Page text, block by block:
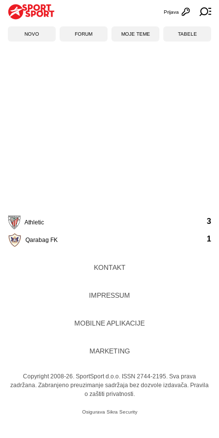
Otvori
Prijava
NOVO FORUM MOJE TEME TABELE
Athletic
Qarabag FK
3
1
KONTAKT
IMPRESSUM
MOBILNE APLIKACIJE
MARKETING
Copyright 2008-26. SportSport d.o.o. ISSN 2744-2195. Sva prava
zadržana. Zabranjeno preuzimanje sadržaja bez dozvole izdavača. Pravila
o zaštiti privatnosti.
Osigurava Sikra Security